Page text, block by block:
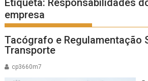
empresa
Tacógrafo e Regulamentação
Transporte
cp3660m7